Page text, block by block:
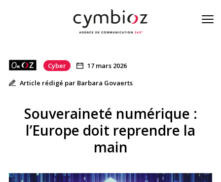
À la une de la cyber
Nos métiers
On est là
Cyber
17 mars 2026
Article rédigé par Barbara Govaerts
Souveraineté numérique :
l’Europe doit reprendre la
main